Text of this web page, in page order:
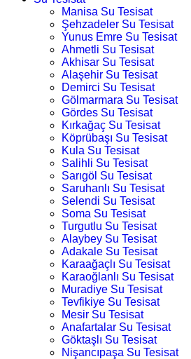
Manisa Su Tesisat
Şehzadeler Su Tesisat
Yunus Emre Su Tesisat
Ahmetli Su Tesisat
Akhisar Su Tesisat
Alaşehir Su Tesisat
Demirci Su Tesisat
Gölmarmara Su Tesisat
Gördes Su Tesisat
Kırkağaç Su Tesisat
Köprübaşı Su Tesisat
Kula Su Tesisat
Salihli Su Tesisat
Sarıgöl Su Tesisat
Saruhanlı Su Tesisat
Selendi Su Tesisat
Soma Su Tesisat
Turgutlu Su Tesisat
Alaybey Su Tesisat
Adakale Su Tesisat
Karaağaçlı Su Tesisat
Karaoğlanlı Su Tesisat
Muradiye Su Tesisat
Tevfikiye Su Tesisat
Mesir Su Tesisat
Anafartalar Su Tesisat
Göktaşlı Su Tesisat
Nişancıpaşa Su Tesisat